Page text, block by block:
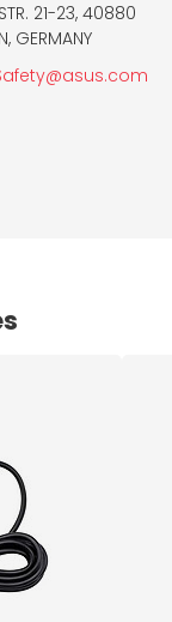
21-23, 40880
GERMANY